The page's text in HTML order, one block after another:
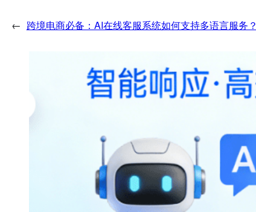
← 跨境电商必备：AI在线客服系统如何支持多语言服务？